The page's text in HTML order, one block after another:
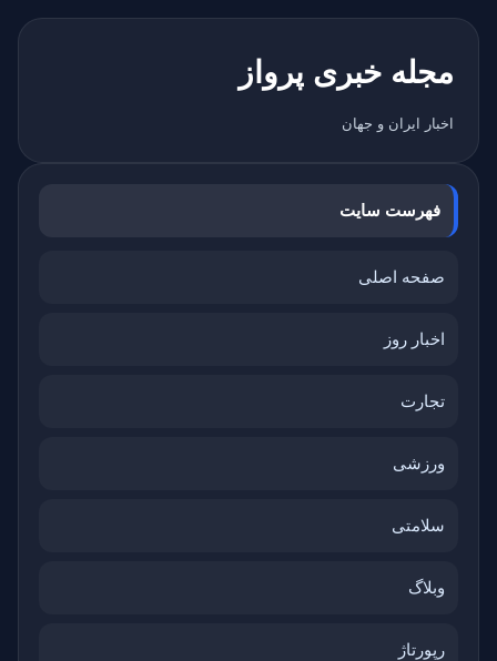
مجله خبری پرواز
اخبار ایران و جهان
فهرست سایت
صفحه اصلی
اخبار روز
تجارت
ورزشی
سلامتی
وبلاگ
رپورتاژ